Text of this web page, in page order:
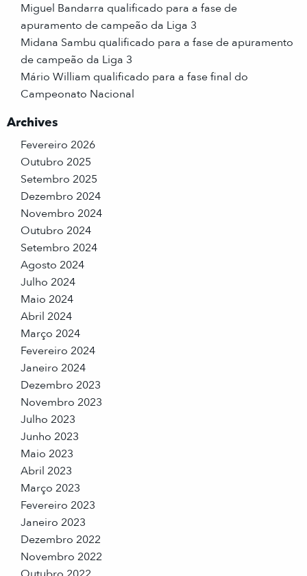
Miguel Bandarra qualificado para a fase de
apuramento de campeão da Liga 3
Midana Sambu qualificado para a fase de apuramento
de campeão da Liga 3
Mário William qualificado para a fase final do
Campeonato Nacional
Archives
Fevereiro 2026
Outubro 2025
Setembro 2025
Dezembro 2024
Novembro 2024
Outubro 2024
Setembro 2024
Agosto 2024
Julho 2024
Maio 2024
Abril 2024
Março 2024
Fevereiro 2024
Janeiro 2024
Dezembro 2023
Novembro 2023
Julho 2023
Junho 2023
Maio 2023
Abril 2023
Março 2023
Fevereiro 2023
Janeiro 2023
Dezembro 2022
Novembro 2022